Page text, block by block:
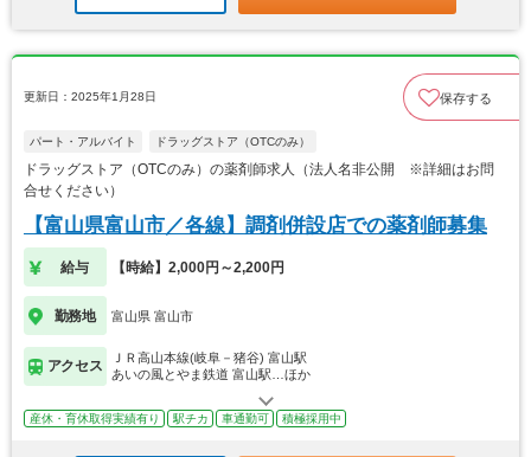
更新日：2025年1月28日 保存する
パート・アルバイト ドラッグストア（OTCのみ）
ドラッグストア（OTCのみ）の薬剤師求人（法人名非公開 ※詳細はお問
合せください）
【富山県富山市／各線】調剤併設店での薬剤師募集
給与 【時給】2,000円～2,200円
勤務地 富山県 富山市
アクセス
ＪＲ高山本線(岐阜－猪谷) 富山駅
あいの風とやま鉄道 富山駅…ほか
産休・育休取得実績有り 駅チカ 車通勤可 積極採用中